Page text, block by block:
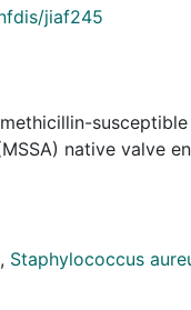
jiaf245
susceptible
native valve
monotherapy.
for years, but
them as
, Staphylococcus